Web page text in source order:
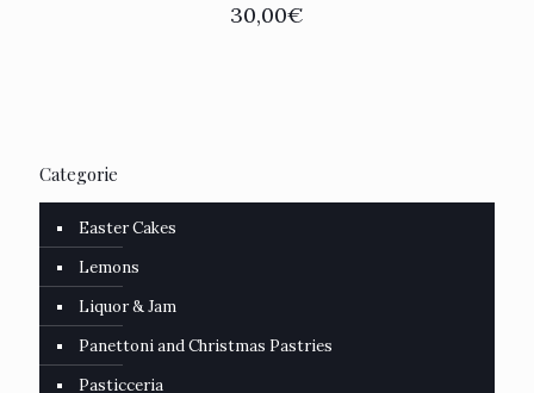
30,00€
Categorie
Easter Cakes
Lemons
Liquor & Jam
Panettoni and Christmas Pastries
Pasticceria